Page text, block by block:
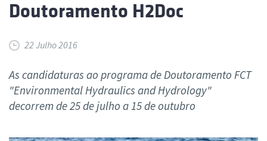
Doutoramento H2Doc
22 Julho 2016
As candidaturas ao programa de Doutoramento FCT
"Environmental Hydraulics and Hydrology"
decorrem de 25 de julho a 15 de outubro